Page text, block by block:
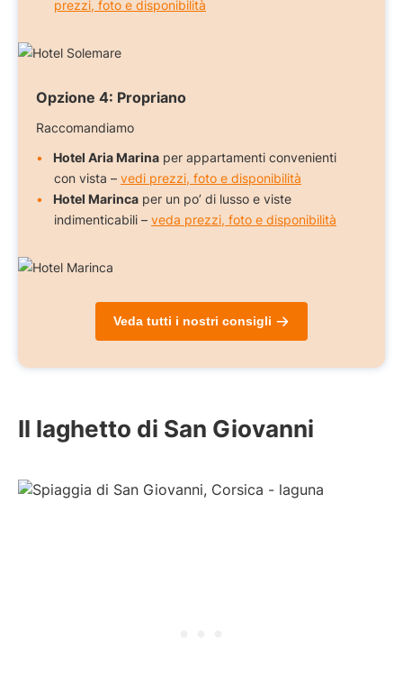
prezzi, foto e disponibilità
Opzione 4: Propriano
Raccomandiamo
Hotel Aria Marina per appartamenti convenienti
con vista – vedi prezzi, foto e disponibilità
Hotel Marinca per un po’ di lusso e viste
indimenticabili – veda prezzi, foto e disponibilità
Veda tutti i nostri consigli
Il laghetto di San Giovanni